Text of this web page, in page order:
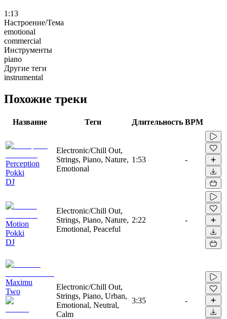
1:13
Настроение/Тема
emotional
commercial
Инструменты
piano
Другие теги
instrumental
Похожие треки
Название Теги Длительность BPM
Perception
Pokki
DJ
Electronic/Chill Out,
Strings, Piano, Nature,
Emotional
1:53 -
Motion
Pokki
DJ
Electronic/Chill Out,
Strings, Piano, Nature,
Emotional, Peaceful
2:22 -
Maximu
Two
Electronic/Chill Out,
Strings, Piano, Urban,
Emotional, Neutral,
Calm
3:35 -